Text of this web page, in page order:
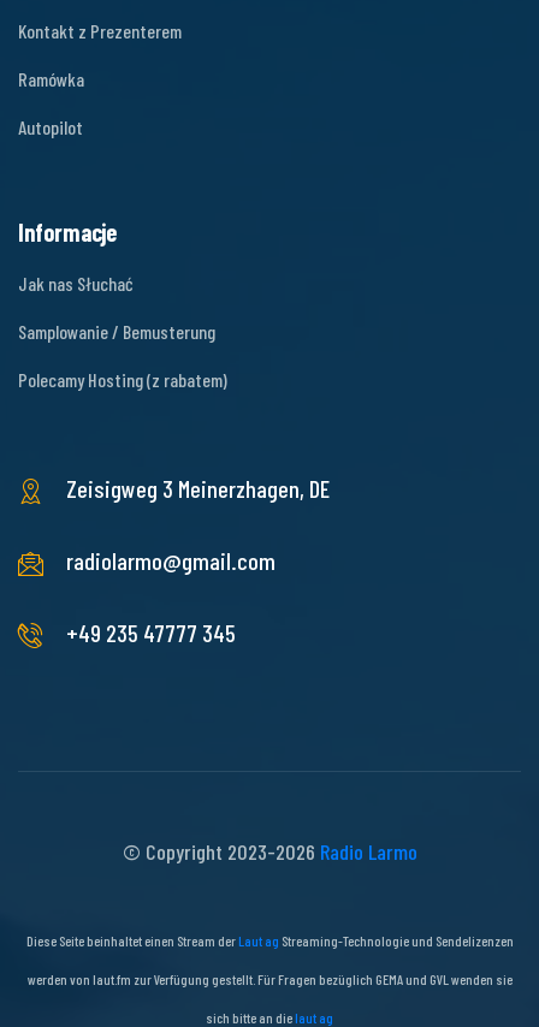
Kontakt z Prezenterem
Ramówka
Autopilot
Informacje
Jak nas Słuchać
Samplowanie / Bemusterung
Polecamy Hosting (z rabatem)
Zeisigweg 3 Meinerzhagen, DE
radiolarmo@gmail.com
+49 235 47777 345
© Copyright 2023-2026 Radio Larmo
Diese Seite beinhaltet einen Stream derLaut ag Streaming-Technologie und Sendelizenzen
werden von laut.fm zur Verfügung gestellt. Für Fragen bezüglich GEMA und GVL wenden sie
sich bitte an dielaut ag